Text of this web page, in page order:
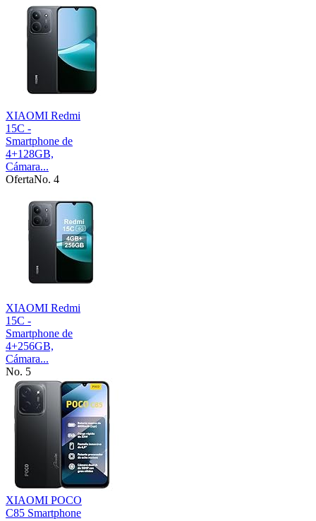
XIAOMI Redmi
15C -
Smartphone de
4+128GB,
Cámara...
OfertaNo. 4
XIAOMI Redmi
15C -
Smartphone de
4+256GB,
Cámara...
No. 5
XIAOMI POCO
C85 Smartphone